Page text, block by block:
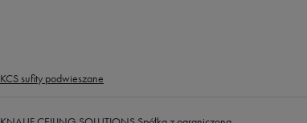
KCS sufity podwieszane